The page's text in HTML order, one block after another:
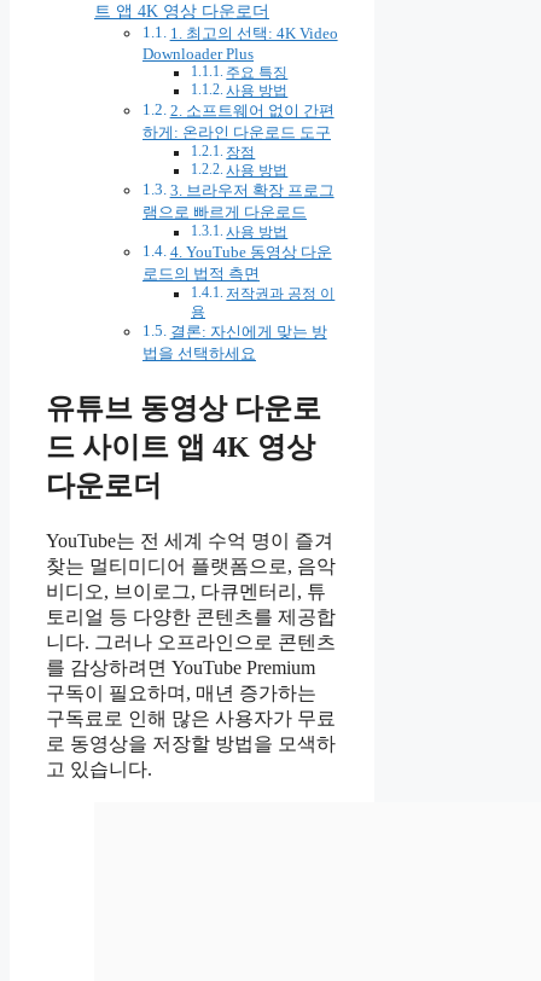
트 앱 4K 영상 다운로더
1. 최고의 선택: 4K Video
Downloader Plus
주요 특징
사용 방법
2. 소프트웨어 없이 간편
하게: 온라인 다운로드 도구
장점
사용 방법
3. 브라우저 확장 프로그
램으로 빠르게 다운로드
사용 방법
4. YouTube 동영상 다운
로드의 법적 측면
저작권과 공정 이
용
결론: 자신에게 맞는 방
법을 선택하세요
유튜브 동영상 다운로
드 사이트 앱 4K 영상
다운로더
YouTube는 전 세계 수억 명이 즐겨
찾는 멀티미디어 플랫폼으로, 음악
비디오, 브이로그, 다큐멘터리, 튜
토리얼 등 다양한 콘텐츠를 제공합
니다. 그러나 오프라인으로 콘텐츠
를 감상하려면 YouTube Premium
구독이 필요하며, 매년 증가하는
구독료로 인해 많은 사용자가 무료
로 동영상을 저장할 방법을 모색하
고 있습니다.